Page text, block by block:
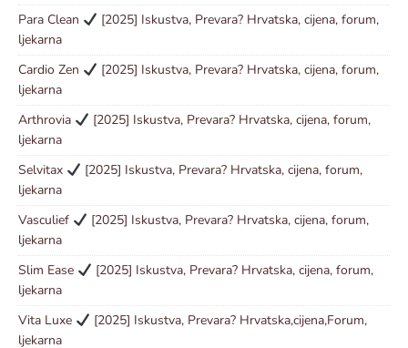
Para Clean
[2025] Iskustva, Prevara? Hrvatska, cijena, forum,
ljekarna
Cardio Zen
[2025] Iskustva, Prevara? Hrvatska, cijena, forum,
ljekarna
Arthrovia
[2025] Iskustva, Prevara? Hrvatska, cijena, forum,
ljekarna
Selvitax
[2025] Iskustva, Prevara? Hrvatska, cijena, forum,
ljekarna
Vasculief
[2025] Iskustva, Prevara? Hrvatska, cijena, forum,
ljekarna
Slim Ease
[2025] Iskustva, Prevara? Hrvatska, cijena, forum,
ljekarna
Vita Luxe
[2025] Iskustva, Prevara? Hrvatska,cijena,Forum,
ljekarna